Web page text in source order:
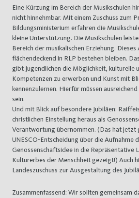
Eine Kürzung im Bereich der Musikschulen
nicht hinnehmbar. Mit einem Zuschuss zum
Bildungsministerium erfahren die
kleine Unterstützung. Die Musikschulen
Bereich der musikalischen Erziehung. Dieses
flächendeckend in RLP bestehen bleiben.
gibt Jugendlichen die Möglichkeit, kulturelle
Kompetenzen zu erwerben und Kunst mit
kennenzulernen. Hierfür müssen
sein.
Und mit Blick auf besondere Jubiläen:
christlichen Einstellung heraus als
Verantwortung übernommen. (Das hat jetzt
UNESCO-Entscheidung über die Aufnahme
Genossenschaftsidee in die Repräsentative
Kulturerbes der Menschheit gezeigt!) Auch
Landeszuschuss zur Ausgestaltung des
Zusammenfassend: Wir sollten gemeinsam